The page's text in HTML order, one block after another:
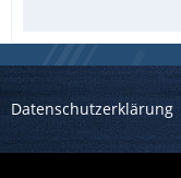
Datenschutzerklärung